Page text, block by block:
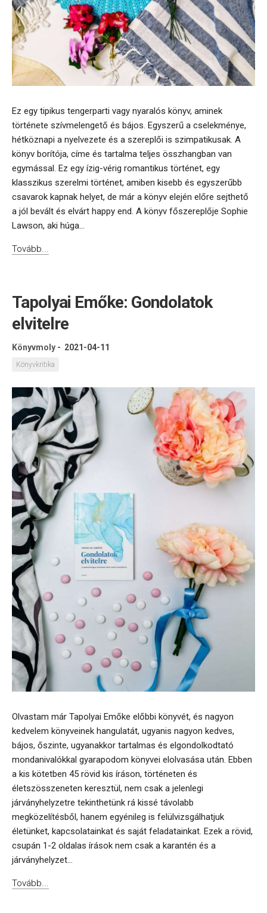
Ez egy tipikus tengerparti vagy nyaralós könyv, aminek
története szívmelengető és bájos. Egyszerű a cselekménye,
hétköznapi a nyelvezete és a szereplői is szimpatikusak. A
könyv borítója, címe és tartalma teljes összhangban van
egymással. Ez egy ízig-vérig romantikus történet, egy
klasszikus szerelmi történet, amiben kisebb és egyszerűbb
csavarok kapnak helyet, de már a könyv elején előre sejthető
a jól bevált és elvárt happy end. A könyv főszereplője Sophie
Lawson, aki húga...
Tovább...
Tapolyai Emőke: Gondolatok
elvitelre
Könyvmoly - 2021-04-11
Könyvkritika
Olvastam már Tapolyai Emőke előbbi könyvét, és nagyon
kedvelem könyveinek hangulatát, ugyanis nagyon kedves,
bájos, őszinte, ugyanakkor tartalmas és elgondolkodtató
mondanivalókkal gyarapodom könyvei elolvasása után. Ebben
a kis kötetben 45 rövid kis íráson, történeten és
életszösszeneten keresztül, nem csak a jelenlegi
járványhelyzetre tekinthetünk rá kissé távolabb
megközelítésből, hanem egyénileg is felülvizsgálhatjuk
életünket, kapcsolatainkat és saját feladatainkat. Ezek a rövid,
csupán 1-2 oldalas írások nem csak a karantén és a
járványhelyzet...
Tovább...